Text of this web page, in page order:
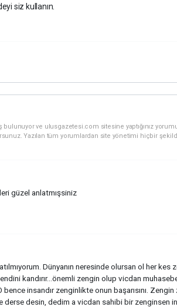
siz kullanın.
bulunuyor ve ulusgazetesi.com sitesine yaptığınız
Yazılan tüm yorumlardan site yönetimi hiçbir
güzel anlatmışsiniz
Dünyanın neresinde olursan ol her kes
kandırır...önemli zengin olup vicdan
bence insandır zenginlikte onun başarısını.
derse desin, dedim a vicdan sahibi bir zenginsen